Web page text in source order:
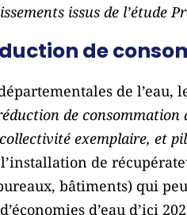
issus de l’étude
de
de
de
exemplaire, et
de
bâtiments) qui
d’eau d’ici